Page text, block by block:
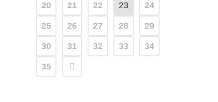
20 21 22 23 24
25 26 27 28 29
30 31 32 33 34
35